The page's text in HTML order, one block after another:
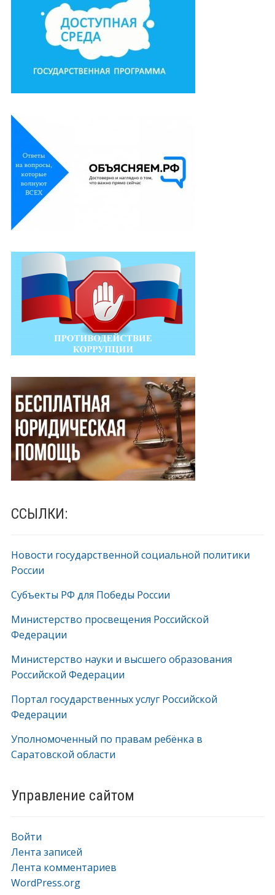
ССЫЛКИ:
Новости государственной социальной политики
России
Субъекты РФ для Победы России
Министерство просвещения Российской
Федерации
Министерство науки и высшего образования
Российской Федерации
Портал государственных услуг Российской
Федерации
Уполномоченный по правам ребёнка в
Саратовской области
Управление сайтом
Войти
Лента записей
Лента комментариев
WordPress.org